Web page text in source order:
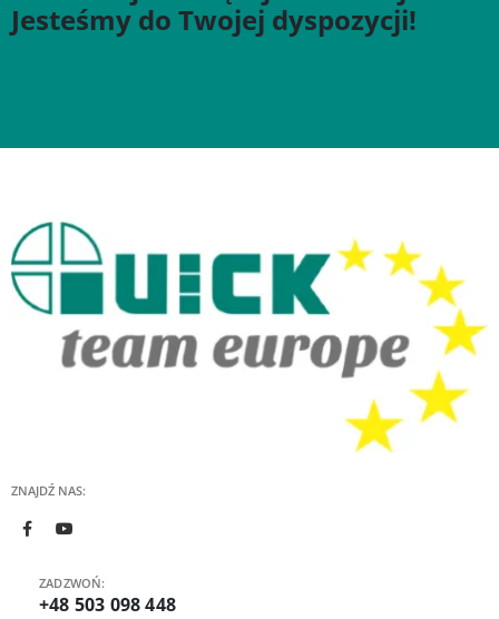
Jesteśmy do Twojej dyspozycji!
ZNAJDŹ NAS:
ZADZWOŃ:
+48 503 098 448